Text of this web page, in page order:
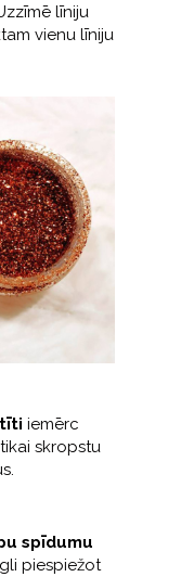
līniju
vienu līniju
iemērc
skropstu
spīdumu
piespiežot